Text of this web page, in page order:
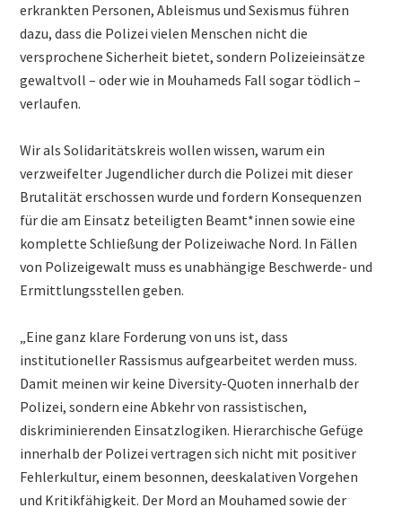
erkrankten Personen, Ableismus und Sexismus führen
dazu, dass die Polizei vielen Menschen nicht die
versprochene Sicherheit bietet, sondern Polizeieinsätze
gewaltvoll – oder wie in Mouhameds Fall sogar tödlich –
verlaufen.
Wir als Solidaritätskreis wollen wissen, warum ein
verzweifelter Jugendlicher durch die Polizei mit dieser
Brutalität erschossen wurde und fordern Konsequenzen
für die am Einsatz beteiligten Beamt*innen sowie eine
komplette Schließung der Polizeiwache Nord. In Fällen
von Polizeigewalt muss es unabhängige Beschwerde- und
Ermittlungsstellen geben.
„Eine ganz klare Forderung von uns ist, dass
institutioneller Rassismus aufgearbeitet werden muss.
Damit meinen wir keine Diversity-Quoten innerhalb der
Polizei, sondern eine Abkehr von rassistischen,
diskriminierenden Einsatzlogiken. Hierarchische Gefüge
innerhalb der Polizei vertragen sich nicht mit positiver
Fehlerkultur, einem besonnen, deeskalativen Vorgehen
und Kritikfähigkeit. Der Mord an Mouhamed sowie der